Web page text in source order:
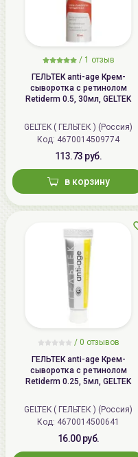
/ 1 отзыв
ГЕЛЬТЕК anti-age Крем-
сыворотка с ретинолом
Retiderm 0.5, 30мл, GELTEK
GELTEK ( ГЕЛЬТЕК ) (Россия)
Код: 4670014509774
113.73 руб.
в корзину
/ 0 отзывов
ГЕЛЬТЕК anti-age Крем-
сыворотка с ретинолом
Retiderm 0.25, 5мл, GELTEK
GELTEK ( ГЕЛЬТЕК ) (Россия)
Код: 4670014500641
16.00 руб.